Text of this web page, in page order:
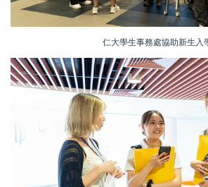
仁大學生事務處協助新生入